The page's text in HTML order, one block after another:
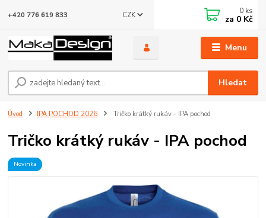
Menu
CZK
Hledat
+420 776 619 833 0 ks
za 0 Kč
Úvod IPA POCHOD 2026 Tričko krátký rukáv - IPA pochod
Tričko krátký rukáv - IPA pochod
Novinka